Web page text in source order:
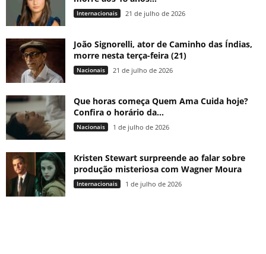
Internacionais 21 de julho de 2026
João Signorelli, ator de Caminho das Índias,
morre nesta terça-feira (21)
Nacionais 21 de julho de 2026
Que horas começa Quem Ama Cuida hoje?
Confira o horário da...
Nacionais 1 de julho de 2026
Kristen Stewart surpreende ao falar sobre
produção misteriosa com Wagner Moura
Internacionais 1 de julho de 2026